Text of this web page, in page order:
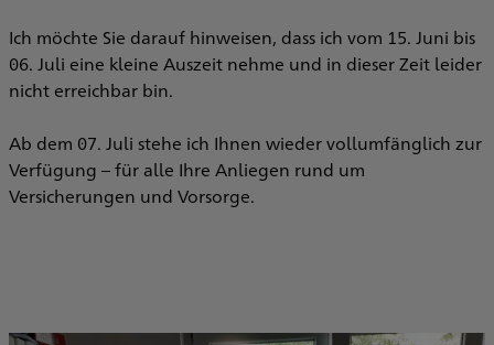
Ich möchte Sie darauf hinweisen, dass ich vom 15. Juni bis
06. Juli eine kleine Auszeit nehme und in dieser Zeit leider
nicht erreichbar bin.
Ab dem 07. Juli stehe ich Ihnen wieder vollumfänglich zur
Verfügung – für alle Ihre Anliegen rund um
Versicherungen und Vorsorge.